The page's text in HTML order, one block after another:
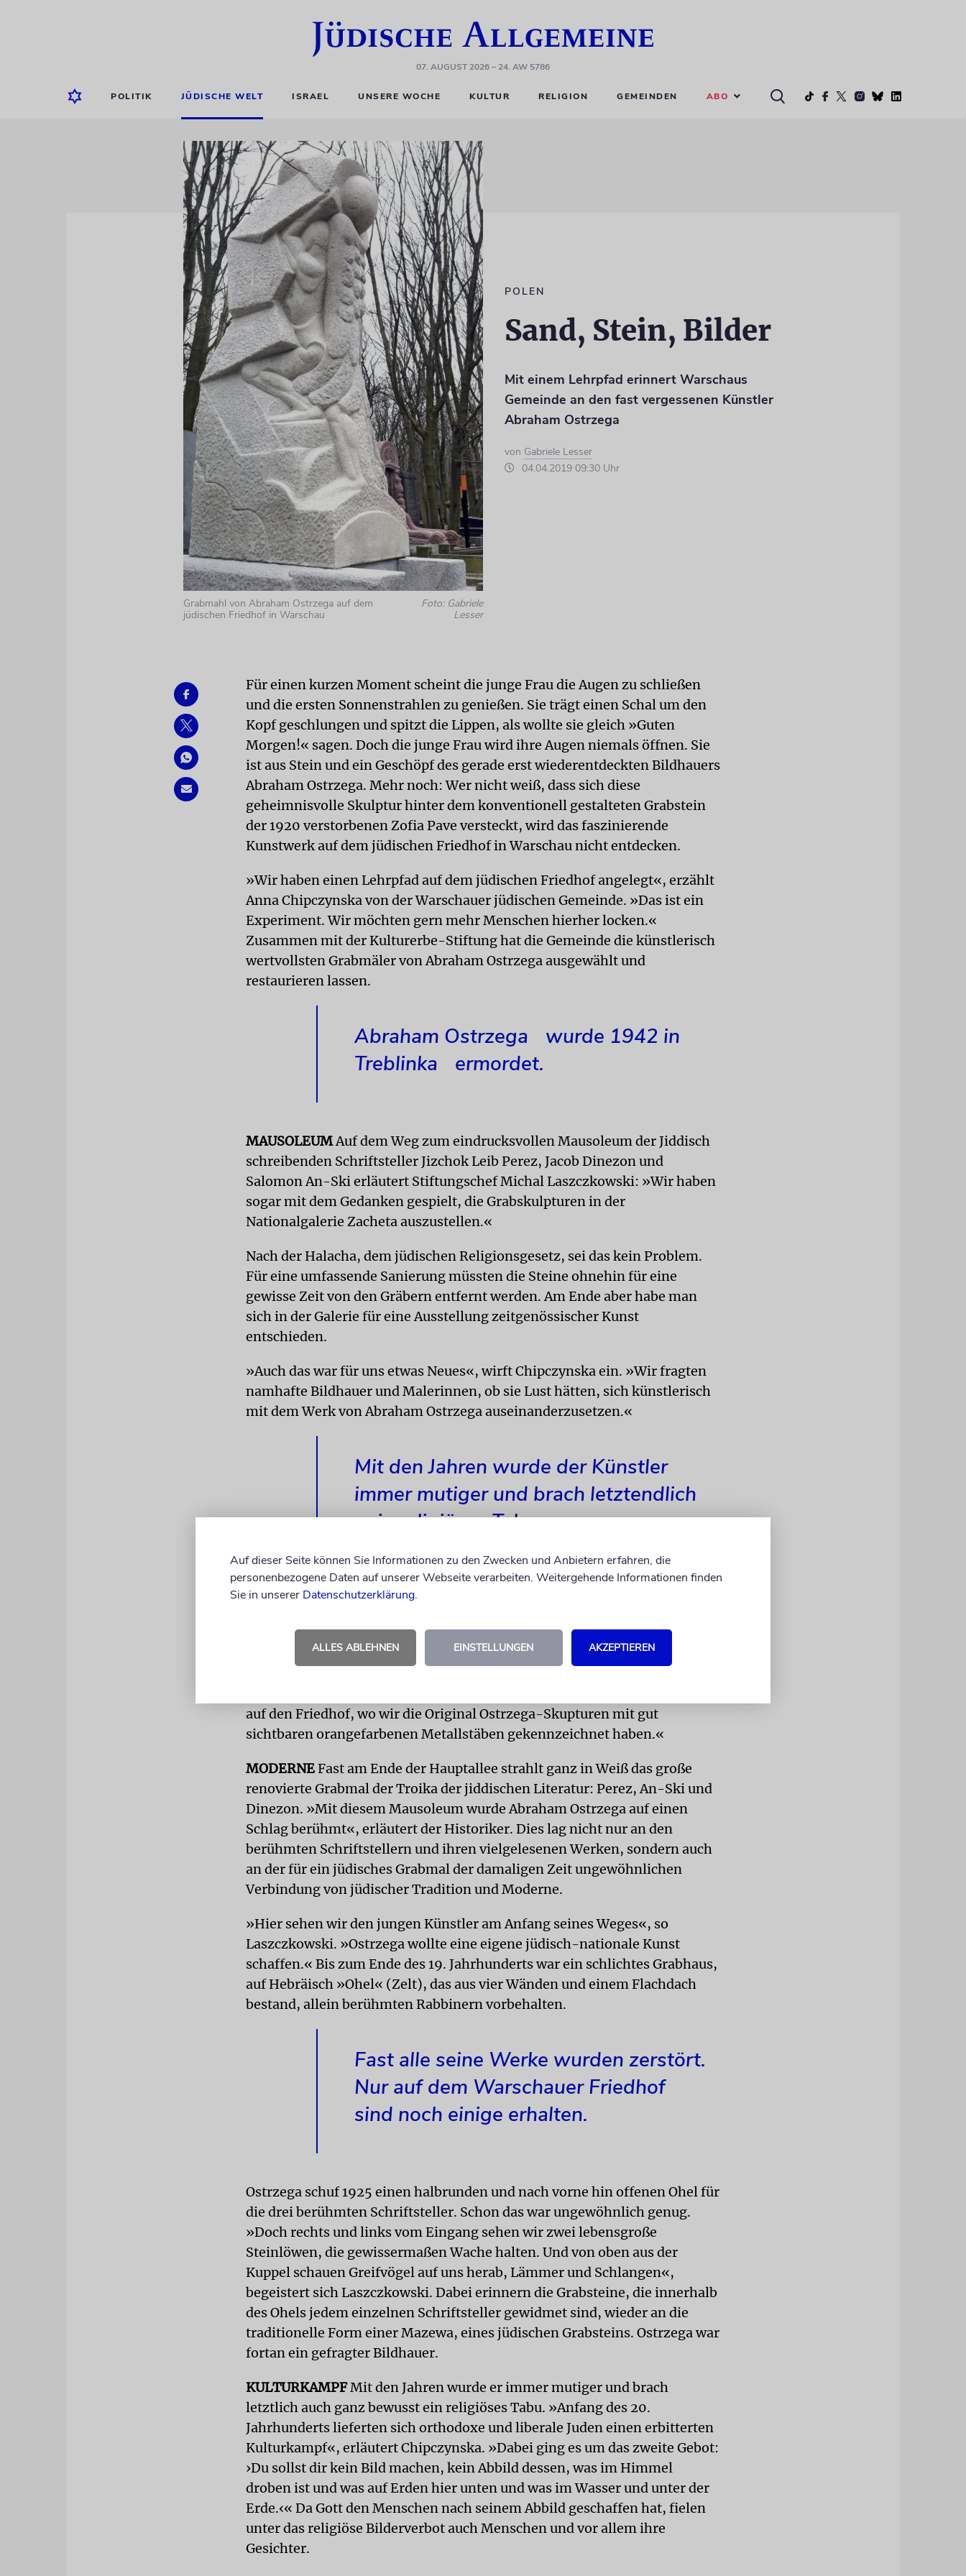
07. AUGUST 2026– 24. AW 5786
POLITIK JÜDISCHE WELT ISRAEL UNSERE WOCHE KULTUR RELIGION GEMEINDEN ABO
Grabmahl von Abraham Ostrzega auf dem
jüdischen Friedhof in Warschau
Foto: Gabriele
Lesser
POLEN
Sand, Stein, Bilder
Mit einem Lehrpfad erinnert Warschaus
Gemeinde an den fast vergessenen Künstler
Abraham Ostrzega
von Gabriele Lesser
04.04.2019 09:30 Uhr
Für einen kurzen Moment scheint die junge Frau die Augen zu schließen
und die ersten Sonnenstrahlen zu genießen. Sie trägt einen Schal um den
Kopf geschlungen und spitzt die Lippen, als wollte sie gleich »Guten
Morgen!« sagen. Doch die junge Frau wird ihre Augen niemals öffnen. Sie
ist aus Stein und ein Geschöpf des gerade erst wiederentdeckten Bildhauers
Abraham Ostrzega. Mehr noch: Wer nicht weiß, dass sich diese
geheimnisvolle Skulptur hinter dem konventionell gestalteten Grabstein
der 1920 verstorbenen Zofia Pave versteckt, wird das faszinierende
Kunstwerk auf dem jüdischen Friedhof in Warschau nicht entdecken.
»Wir haben einen Lehrpfad auf dem jüdischen Friedhof angelegt«, erzählt
Anna Chipczynska von der Warschauer jüdischen Gemeinde. »Das ist ein
Experiment. Wir möchten gern mehr Menschen hierher locken.«
Zusammen mit der Kulturerbe-Stiftung hat die Gemeinde die künstlerisch
wertvollsten Grabmäler von Abraham Ostrzega ausgewählt und
restaurieren lassen.
Abraham Ostrzega wurde 1942 in
Treblinka ermordet.
MAUSOLEUM Auf dem Weg zum eindrucksvollen Mausoleum der Jiddisch
schreibenden Schriftsteller Jizchok Leib Perez, Jacob Dinezon und
Salomon An-Ski erläutert Stiftungschef Michal Laszczkowski: »Wir haben
sogar mit dem Gedanken gespielt, die Grabskulpturen in der
Nationalgalerie Zacheta auszustellen.«
Nach der Halacha, dem jüdischen Religionsgesetz, sei das kein Problem.
Für eine umfassende Sanierung müssten die Steine ohnehin für eine
gewisse Zeit von den Gräbern entfernt werden. Am Ende aber habe man
sich in der Galerie für eine Ausstellung zeitgenössischer Kunst
entschieden.
»Auch das war für uns etwas Neues«, wirft Chipczynska ein. »Wir fragten
namhafte Bildhauer und Malerinnen, ob sie Lust hätten, sich künstlerisch
mit dem Werk von Abraham Ostrzega auseinanderzusetzen.«
Mit den Jahren wurde der Künstler
immer mutiger und brach letztendlich
ein religiöses Tabu.
Sie biegt ein paar Zweige beiseite, um auf einem wenig benutzten Pfad
auf den Friedhof, wo wir die Original Ostrzega-Skupturen mit gut
sichtbaren orangefarbenen Metallstäben gekennzeichnet haben.«
MODERNEFast am Ende der Hauptallee strahlt ganz in Weiß das große
renovierte Grabmal der Troika der jiddischen Literatur: Perez, An-Ski und
Dinezon. »Mit diesem Mausoleum wurde Abraham Ostrzega auf einen
Schlag berühmt«, erläutert der Historiker. Dies lag nicht nur an den
berühmten Schriftstellern und ihren vielgelesenen Werken, sondern auch
an der für ein jüdisches Grabmal der damaligen Zeit ungewöhnlichen
Verbindung von jüdischer Tradition und Moderne.
»Hier sehen wir den jungen Künstler am Anfang seines Weges«, so
Laszczkowski. »Ostrzega wollte eine eigene jüdisch-nationale Kunst
schaffen.« Bis zum Ende des 19. Jahrhunderts war ein schlichtes Grabhaus,
auf Hebräisch »Ohel« (Zelt), das aus vier Wänden und einem Flachdach
bestand, allein berühmten Rabbinern vorbehalten.
Fast alle seine Werke wurden zerstört.
Nur auf dem Warschauer Friedhof
sind noch einige erhalten.
Ostrzega schuf 1925 einen halbrunden und nach vorne hin offenen Ohel für
die drei berühmten Schriftsteller. Schon das war ungewöhnlich genug.
»Doch rechts und links vom Eingang sehen wir zwei lebensgroße
Steinlöwen, die gewissermaßen Wache halten. Und von oben aus der
Kuppel schauen Greifvögel auf uns herab, Lämmer und Schlangen«,
begeistert sich Laszczkowski. Dabei erinnern die Grabsteine, die innerhalb
des Ohels jedem einzelnen Schriftsteller gewidmet sind, wieder an die
traditionelle Form einer Mazewa, eines jüdischen Grabsteins. Ostrzega war
fortan ein gefragter Bildhauer.
KULTURKAMPF Mit den Jahren wurde er immer mutiger und brach
letztlich auch ganz bewusst ein religiöses Tabu. »Anfang des 20.
Jahrhunderts lieferten sich orthodoxe und liberale Juden einen erbitterten
Kulturkampf«, erläutert Chipczynska. »Dabei ging es um das zweite Gebot:
›Du sollst dir kein Bild machen, kein Abbild dessen, was im Himmel
droben ist und was auf Erden hier unten und was im Wasser und unter der
Erde.‹« Da Gott den Menschen nach seinem Abbild geschaffen hat, fielen
unter das religiöse Bilderverbot auch Menschen und vor allem ihre
Gesichter.
Auf dieser Seite können Sie Informationen zu den Zwecken und Anbietern erfahren, die
personenbezogene Daten auf unserer Webseite verarbeiten. Weitergehende Informationen finden
Sie in unserer Datenschutzerklärung.
ALLES ABLEHNEN EINSTELLUNGEN AKZEPTIEREN